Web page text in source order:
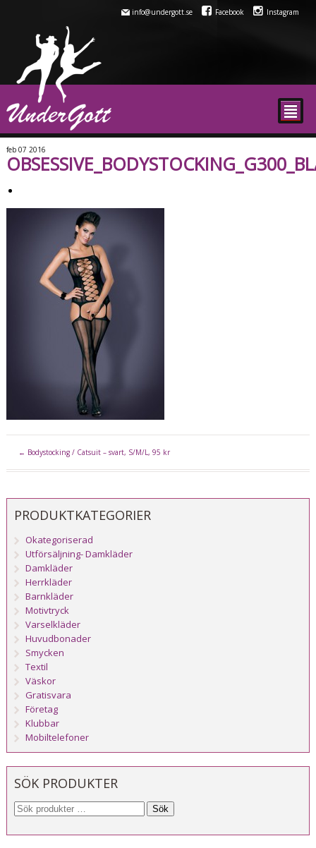
info@undergott.se Facebook Instagram
²
feb 07 2016
← Bodystocking / Catsuit – svart, S/M/L, 95 kr
PRODUKTKATEGORIER
Okategoriserad
Utförsäljning- Damkläder
Damkläder
Herrkläder
Barnkläder
Motivtryck
Varselkläder
Huvudbonader
Smycken
Textil
Väskor
Gratisvara
Företag
Klubbar
Mobiltelefoner
SÖK PRODUKTER
Sök